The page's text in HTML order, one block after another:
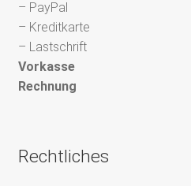
– PayPal
– Kreditkarte
– Lastschrift
Vorkasse
Rechnung
Rechtliches